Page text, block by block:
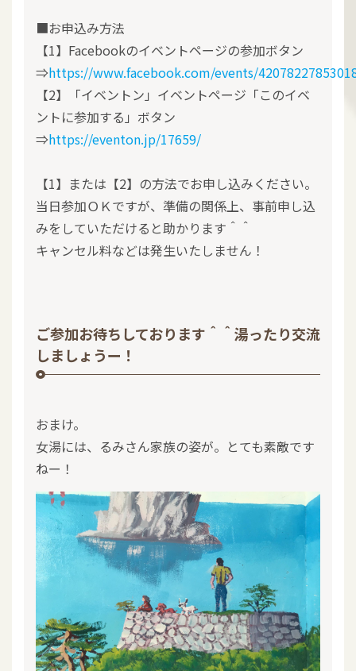
■お申込み方法
【1】Facebookのイベントページの参加ボタン
⇒https://www.facebook.com/events/
【2】「イベントン」イベントページ「このイベ
ントに参加する」ボタン
⇒https://eventon.jp/17659/
【1】または【2】の方法でお申し込みください。
当日参加ＯＫですが、準備の関係上、事前申し込
みをしていただけると助かります＾＾
キャンセル料などは発生いたしません！
ご参加お待ちしております＾＾湯ったり交流
しましょうー！
おまけ。
女湯には、るみさん家族の姿が。とても素敵です
ねー！